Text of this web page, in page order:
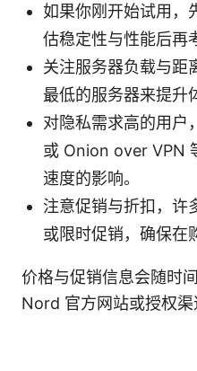
如果你刚开始试用，
估稳定性与性能后再
关注服务器负载与距
最低的服务器来提升
对隐私需求高的用户
或 Onion over VPN
速度的影响。
注意促销与折扣，许
或限时促销，确保在
价格与促销信息会随时
Nord 官方网站或授权渠